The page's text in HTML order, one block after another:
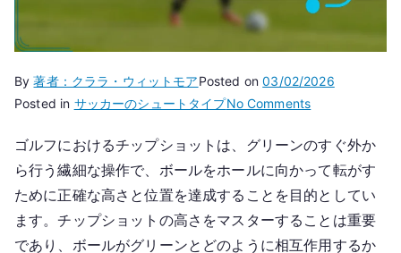
By著者：クララ・ウィットモアPosted on03/02/2026
Posted in サッカーのシュートタイプNo Commentson
ッ
プ
シ
ョ
ッ
ゴルフにおけるチップショットは、グリーンのすぐ外か
ら行う繊細な操作で、ボールをホールに向かって転がす
ために正確な高さと位置を達成することを目的としてい
ます。チップショットの高さをマスターすることは重要
であり、ボールがグリーンとどのように相互作用するか